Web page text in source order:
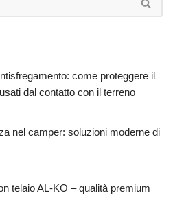
come proteggere il
dal contatto con il terreno
nel camper: soluzioni moderne di
telaio AL-KO – qualità premium